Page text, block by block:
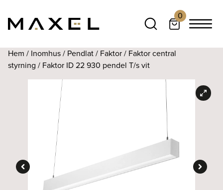
0
Hem / Inomhus/ Pendlat/ Faktor/ Faktor central
styrning / Faktor ID 22 930 pendel T/s vit